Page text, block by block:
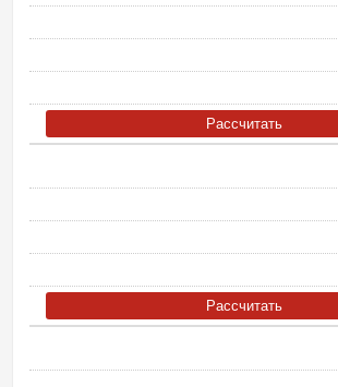
Рассчитать
Рассчитать